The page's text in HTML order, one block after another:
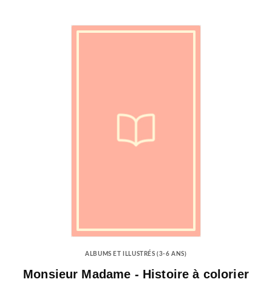
ALBUMS ET ILLUSTRÉS (3-6 ANS)
Monsieur Madame - Histoire à colorier